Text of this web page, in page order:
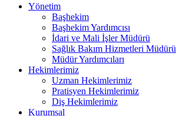
Yönetim
Başhekim
Başhekim Yardımcısı
İdari ve Mali İşler Müdürü
Sağlık Bakım Hizmetleri Müdürü
Müdür Yardımcıları
Hekimlerimiz
Uzman Hekimlerimiz
Pratisyen Hekimlerimiz
Diş Hekimlerimiz
Kurumsal